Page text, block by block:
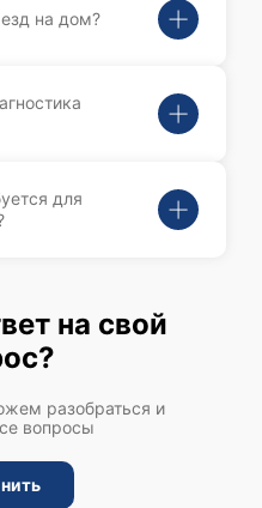
на дом?
для
на свой
разобраться и
вопросы